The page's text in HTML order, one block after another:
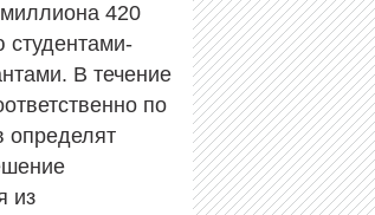
420
студентами-
В течение
по
определят
из